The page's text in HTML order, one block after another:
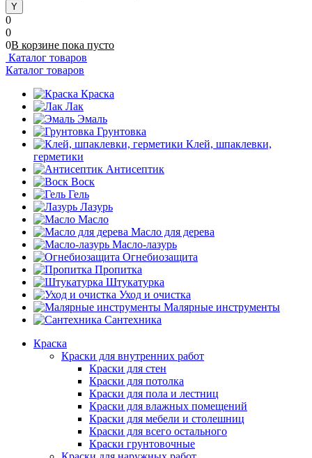
0
0
0В корзине пока пусто
Каталог товаров
Каталог товаров
Краска
Лак
Эмаль
Грунтовка
Клей, шпаклевки,
герметики
Антисептик
Воск
Гель
Лазурь
Масло
Масло для дерева
Масло-лазурь
Огнебиозащита
Пропитка
Штукатурка
Уход и очистка
Малярные инструменты
Сантехника
Краска
Краски для внутренних работ
Краски для стен
Краски для потолка
Краски для пола и лестниц
Краски для влажных помещений
Краски для мебели и столешниц
Краски для всего остального
Краски грунтовочные